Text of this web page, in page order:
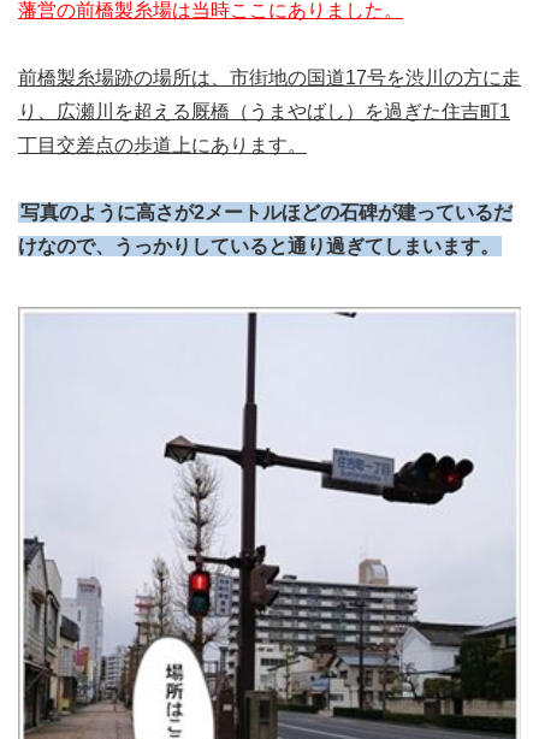
藩営の前橋製糸場は当時ここにありました。
前橋製糸場跡の場所は、市街地の国道17号を渋川の方に走
り、広瀬川を超える厩橋（うまやばし）を過ぎた住吉町1
丁目交差点の歩道上にあります。
写真のように高さが2メートルほどの石碑が建っているだ
けなので、うっかりしていると通り過ぎてしまいます。